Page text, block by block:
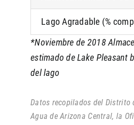
Lago Agradable (%
*Noviembre de 2018
estimado de Lake Pleasant
del lago
Datos recopilados del Distrito
Agua de Arizona Central, la